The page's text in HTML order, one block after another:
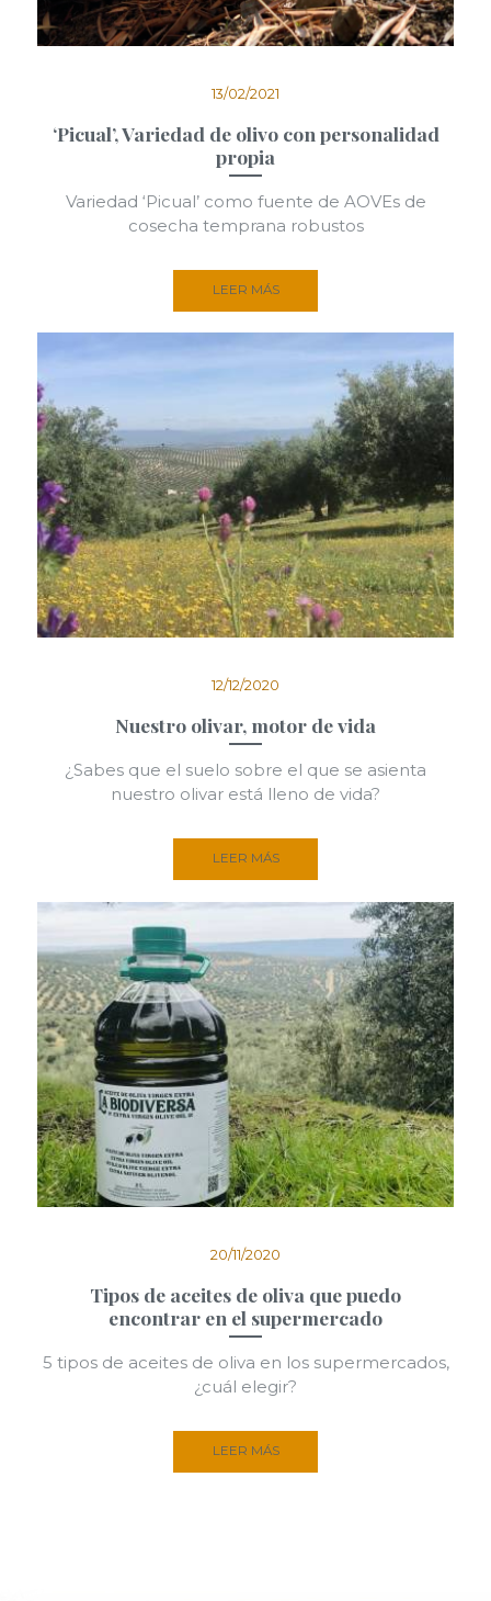
13/02/2021
‘Picual’, Variedad de olivo con personalidad
propia
Variedad ‘Picual’ como fuente de AOVEs de
cosecha temprana robustos
LEER MÁS
12/12/2020
Nuestro olivar, motor de vida
¿Sabes que el suelo sobre el que se asienta
nuestro olivar está lleno de vida?
LEER MÁS
20/11/2020
Tipos de aceites de oliva que puedo
encontrar en el supermercado
5 tipos de aceites de oliva en los supermercados,
¿cuál elegir?
LEER MÁS